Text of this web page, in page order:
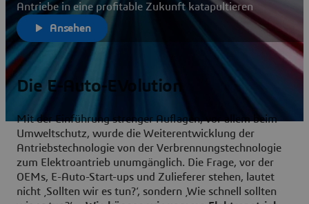
Antriebe in eine profitable Zukunft katapultieren
Ansehen
Die E-Auto-EVolution
Mit der Einführung strenger Auflagen, vor allem beim
Umweltschutz, wurde die Weiterentwicklung der
Antriebstechnologie von der Verbrennungstechnologie
zum Elektroantrieb unumgänglich. Die Frage, vor der
OEMs, E-Auto-Start-ups und Zulieferer stehen, lautet
nicht ‚Sollten wir es tun?‘, sondern ‚Wie schnell sollten